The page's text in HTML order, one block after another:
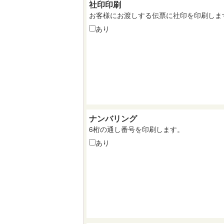
社印印刷
お客様にお渡しする伝票に社印を印刷しま
あり
ナンバリング
6桁の通し番号を印刷します。
あり